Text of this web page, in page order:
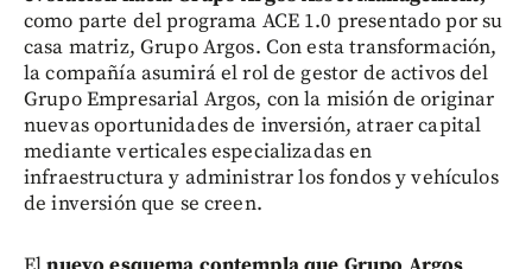
como parte del programa ACE 1.0 presentado por su
casa matriz, Grupo Argos. Con esta transformación,
la compañía asumirá el rol de gestor de activos del
Grupo Empresarial Argos, con la misión de originar
nuevas oportunidades de inversión, atraer capital
mediante verticales especializadas en
infraestructura y administrar los fondos y vehículos
de inversión que se creen.